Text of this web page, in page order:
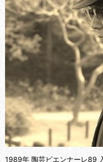
1989年 陶芸ビエンナーレ89